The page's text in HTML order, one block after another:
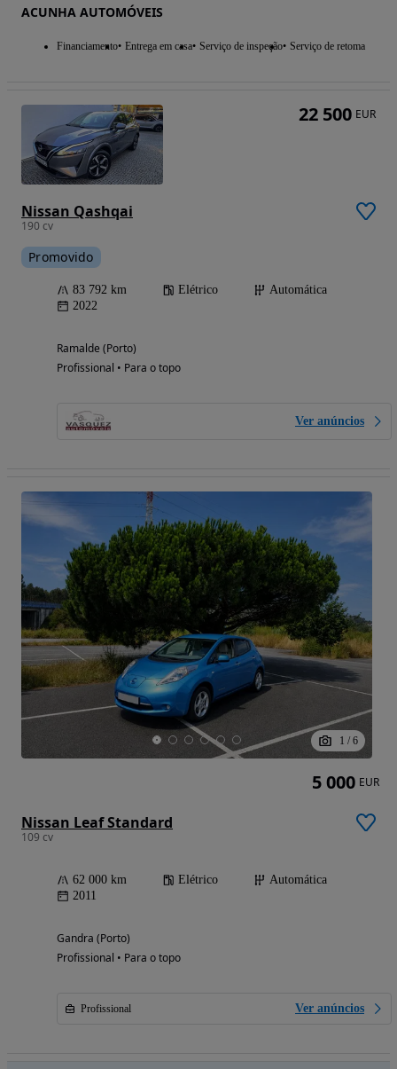
ACUNHA AUTOMÓVEIS
Financiamento Entrega em casa Serviço de inspeção Serviço de retoma
Nissan Qashqai
190 cv
Promovido
83 792 km Elétrico
Automática
2022
Ramalde (Porto)
Profissional • Para o topo
Ver anúncios
22 500 EUR
1 / 6
Nissan Leaf Standard
109 cv
62 000 km Elétrico
Automática
2011
Gandra (Porto)
Profissional • Para o topo
Profissional Ver anúncios
5 000 EUR